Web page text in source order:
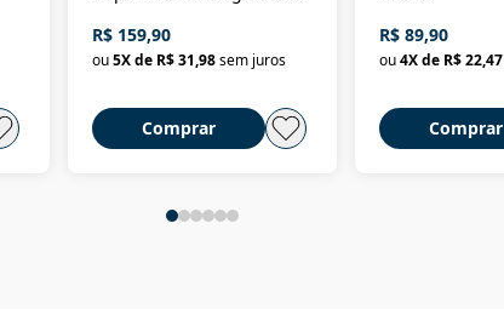
Brasil
R$ 159,90
ou5X de R$ 31,98sem juros
Comprar
R$ 89,90
ou4X de R$ 22,47
Comprar